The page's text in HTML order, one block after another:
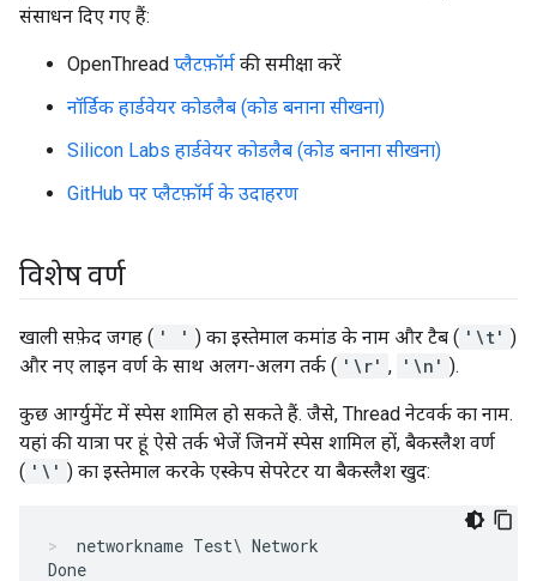
संसाधन दिए गए हैं:
OpenThread प्लैटफ़ॉर्म की समीक्षा करें
नॉर्डिक हार्डवेयर कोडलैब (कोड बनाना सीखना)
Silicon Labs हार्डवेयर कोडलैब (कोड बनाना सीखना)
GitHub पर प्लैटफ़ॉर्म के उदाहरण
विशेष वर्ण
खाली सफ़ेद जगह ( ' ' ) का इस्तेमाल कमांड के नाम और टैब ( '\t' )
और नए लाइन वर्ण के साथ अलग-अलग तर्क ( '\r' , '\n' ).
कुछ आर्ग्युमेंट में स्पेस शामिल हो सकते हैं. जैसे, Thread नेटवर्क का नाम.
यहां की यात्रा पर हूं ऐसे तर्क भेजें जिनमें स्पेस शामिल हों, बैकस्लैश वर्ण
( '\' ) का इस्तेमाल करके एस्केप सेपरेटर या बैकस्लैश खुद:
networkname Test\ Network